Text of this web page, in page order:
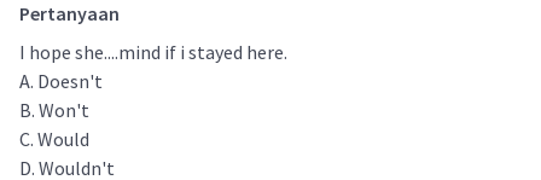
Pertanyaan
I hope she....mind if i stayed here.
A. Doesn't
B. Won't
C. Would
D. Wouldn't